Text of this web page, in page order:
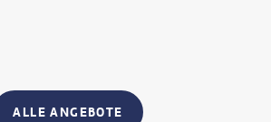
ALLE ANGEBOTE